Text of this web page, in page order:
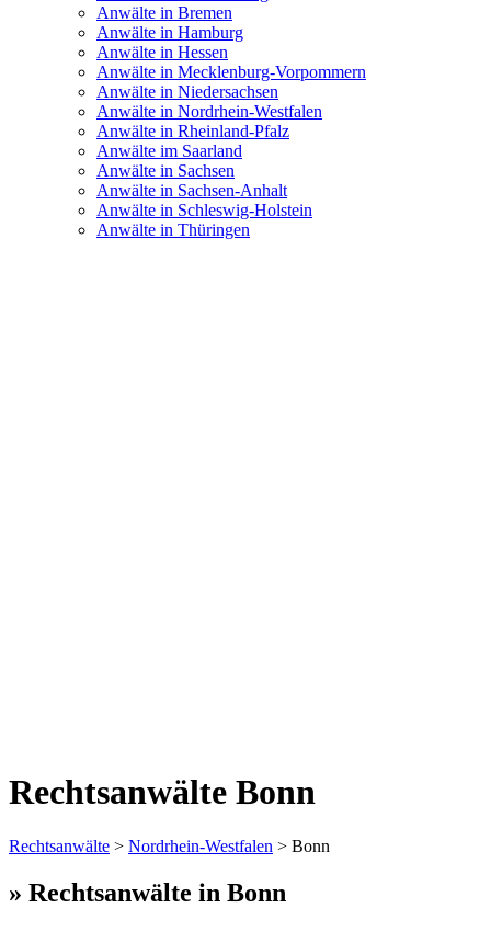
Anwälte in Bremen
Anwälte in Hamburg
Anwälte in Hessen
Anwälte in Mecklenburg-Vorpommern
Anwälte in Niedersachsen
Anwälte in Nordrhein-Westfalen
Anwälte in Rheinland-Pfalz
Anwälte im Saarland
Anwälte in Sachsen
Anwälte in Sachsen-Anhalt
Anwälte in Schleswig-Holstein
Anwälte in Thüringen
Rechtsanwälte Bonn
Rechtsanwälte > Nordrhein-Westfalen > Bonn
» Rechtsanwälte in Bonn